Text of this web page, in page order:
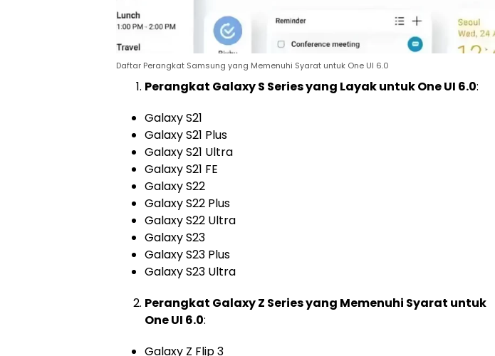
Daftar Perangkat Samsung yang Memenuhi Syarat untuk One UI 6.0
Perangkat Galaxy S Series yang Layak untuk One UI 6.0:
Galaxy S21
Galaxy S21 Plus
Galaxy S21 Ultra
Galaxy S21 FE
Galaxy S22
Galaxy S22 Plus
Galaxy S22 Ultra
Galaxy S23
Galaxy S23 Plus
Galaxy S23 Ultra
Perangkat Galaxy Z Series yang Memenuhi Syarat untuk
One UI 6.0:
Galaxy Z Flip 3